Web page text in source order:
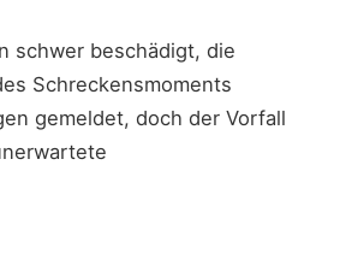
schwer beschädigt, die
Schreckensmoments
gemeldet, doch der Vorfall